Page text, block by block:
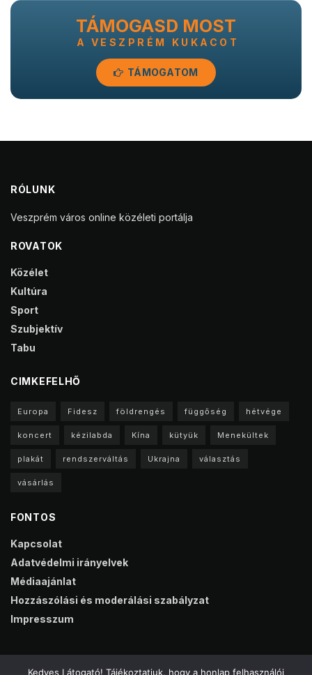
TÁMOGASD MOST
A VESZPRÉM KUKACOT
TÁMOGATOM
RÓLUNK
Veszprém város online közéleti portálja
ROVATOK
Közélet
Kultúra
Sport
Szubjektív
Tabu
CIMKEFELHŐ
Europa Fidesz földrengés függőség hétvége
koncert kézilabda Kína kütyük Menekültek
plakát rendszerváltás Ukrajna választás
vásárlás
FONTOS
Kapcsolat
Adatvédelmi irányelvek
Médiaajánlat
Hozzászólási és moderálási szabályzat
Impresszum
Kedves Látogató! Tájékoztatjuk, hogy a honlap felhasználói